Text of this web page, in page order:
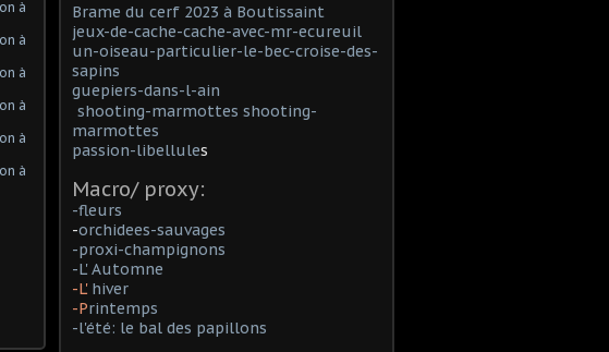
Brame du cerf 2023 à Boutissaint
jeux-de-cache-cache-avec-mr-ecureuil
un-oiseau-particulier-le-bec-croise-des-
sapins
guepiers-dans-l-ain
shooting-marmottes shooting-
marmottes
passion-libellules
Macro/ proxy:
-fleurs
-orchidees-sauvages
-proxi-champignons
-L' Automne
-L' hiver
-Printemps
-l'été: le bal des papillons